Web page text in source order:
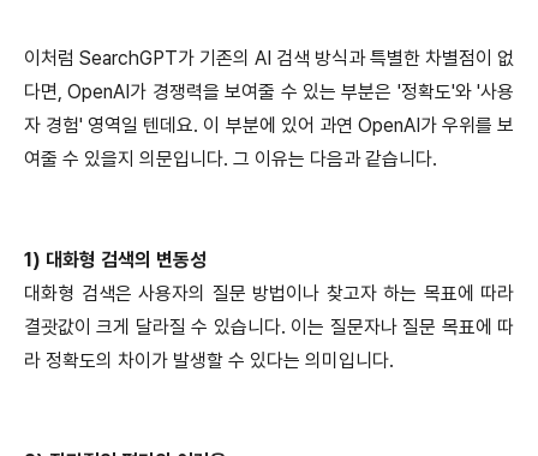
이처럼 SearchGPT가 기존의 AI 검색 방식과 특별한 차별점이 없
다면, OpenAI가 경쟁력을 보여줄 수 있는 부분은 '정확도'와 '사용
자 경험' 영역일 텐데요. 이 부분에 있어 과연 OpenAI가 우위를 보
여줄 수 있을지 의문입니다. 그 이유는 다음과 같습니다.
1) 대화형 검색의 변동성
대화형 검색은 사용자의 질문 방법이나 찾고자 하는 목표에 따라
결괏값이 크게 달라질 수 있습니다. 이는 질문자나 질문 목표에 따
라 정확도의 차이가 발생할 수 있다는 의미입니다.